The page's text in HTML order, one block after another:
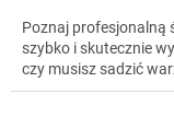
Poznaj profesjonalną
szybko i skutecznie
czy musisz sadzić